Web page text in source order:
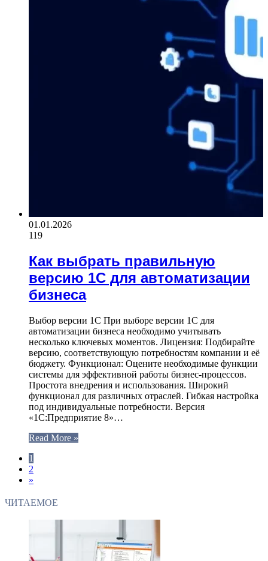
01.01.2026
119
Как выбрать правильную
версию 1С для автоматизации
бизнеса
Выбор версии 1С При выборе версии 1С для
автоматизации бизнеса необходимо учитывать
несколько ключевых моментов. Лицензия: Подбирайте
версию, соответствующую потребностям компании и её
бюджету. Функционал: Оцените необходимые функции
системы для эффективной работы бизнес-процессов.
Простота внедрения и использования. Широкий
функционал для различных отраслей. Гибкая настройка
под индивидуальные потребности. Версия
«1С:Предприятие 8»…
Read More »
1
2
»
ЧИТАЕМОЕ